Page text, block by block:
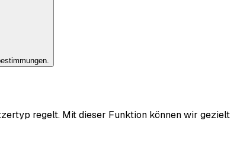
regelt. Mit dieser Funktion können wir gezielt